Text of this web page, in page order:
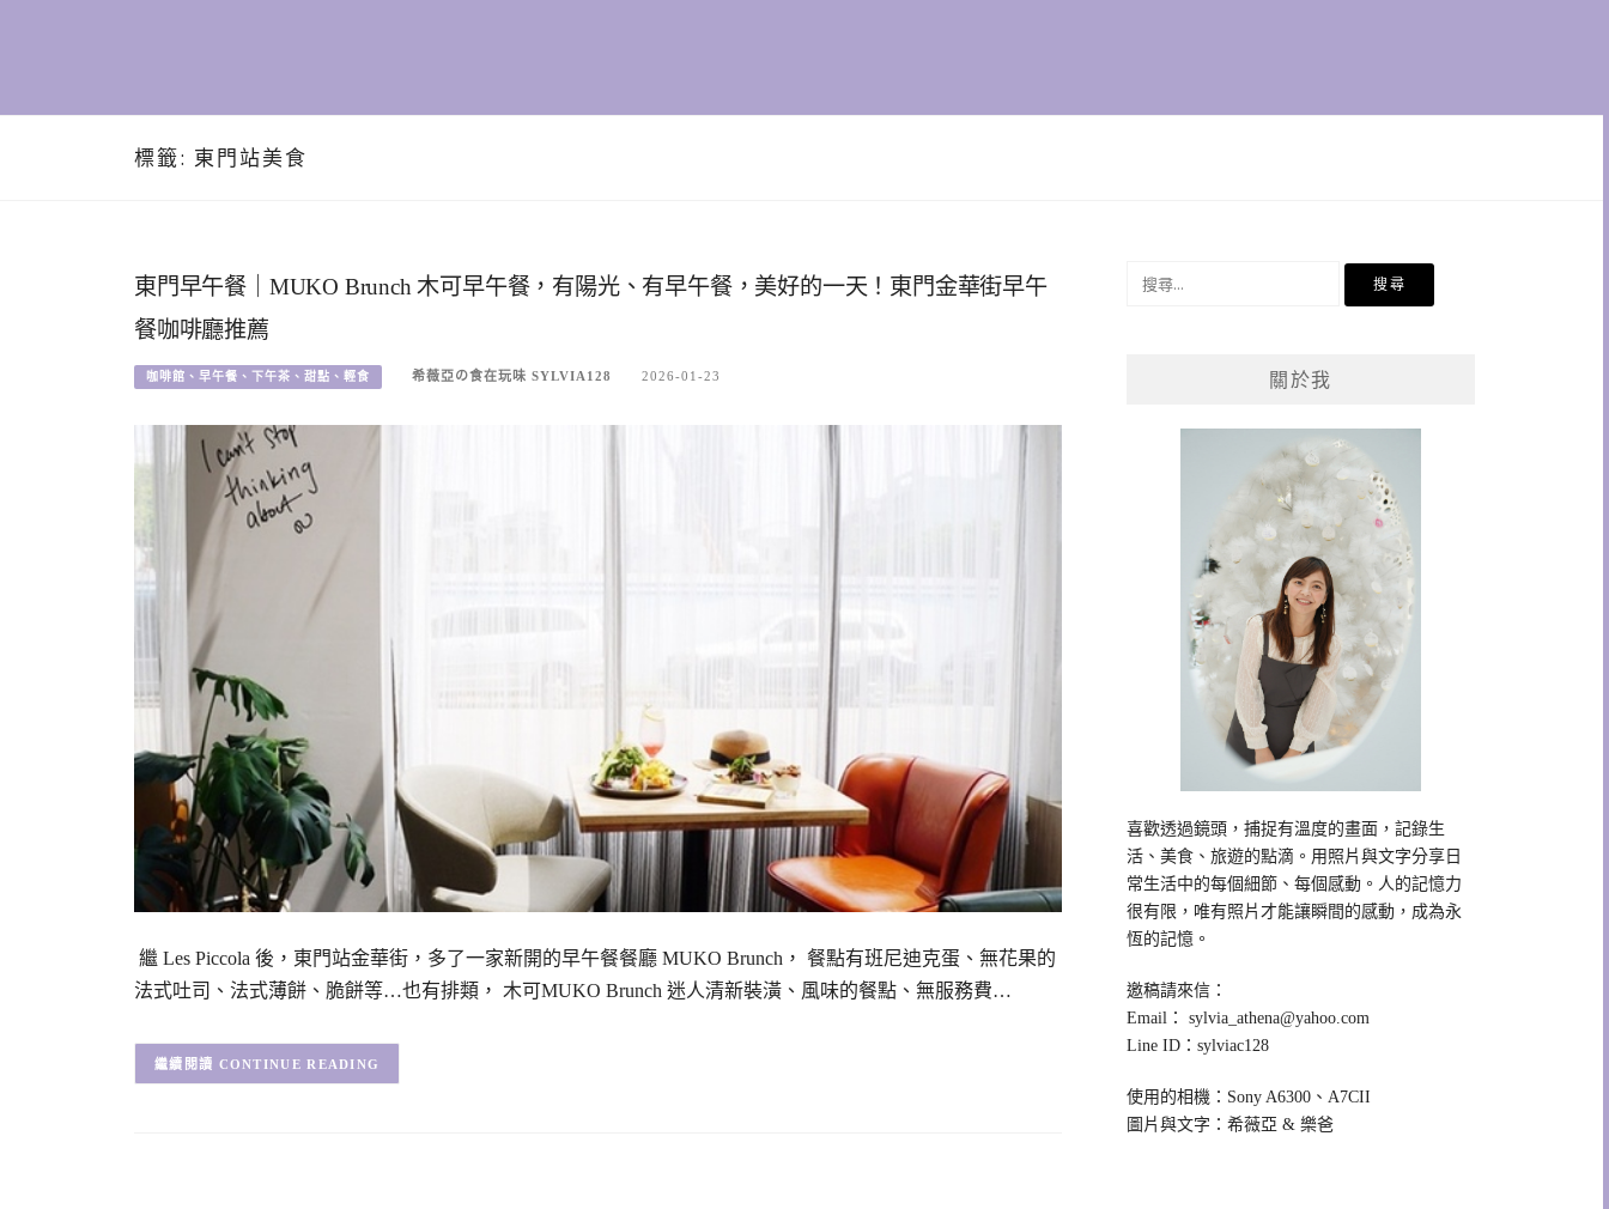
標籤: 東門站美食
東門早午餐｜MUKO Brunch 木可早午餐，有陽光、有早午餐，美好的一天！東門金華街早午
餐咖啡廳推薦
咖啡館、早午餐、下午茶、甜點、輕食 希薇亞の食在玩味 SYLVIA128 2026-01-23
繼 Les Piccola 後，東門站金華街，多了一家新開的早午餐餐廳 MUKO Brunch， 餐點有班尼迪克蛋、無花果的
法式吐司、法式薄餅、脆餅等…也有排類， 木可MUKO Brunch 迷人清新裝潢、風味的餐點、無服務費…
CONTINUE READING
關於我
喜歡透過鏡頭，捕捉有溫度的畫面，記錄生
活、美食、旅遊的點滴。用照片與文字分享日
常生活中的每個細節、每個感動。人的記憶力
很有限，唯有照片才能讓瞬間的感動，成為永
恆的記憶。
邀稿請來信：
Email：
sylvia_athena@yahoo.com
Line ID：sylviac128
使用的相機：Sony A6300、A7CII
圖片與文字：希薇亞 & 樂爸